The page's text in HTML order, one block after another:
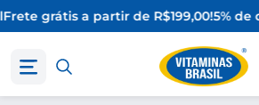
grátis a partir de R$199,00!5% de